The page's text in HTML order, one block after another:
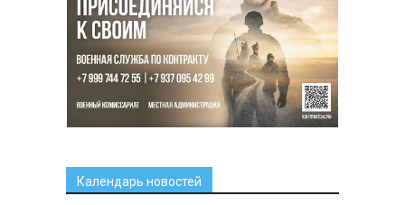
Календарь новостей